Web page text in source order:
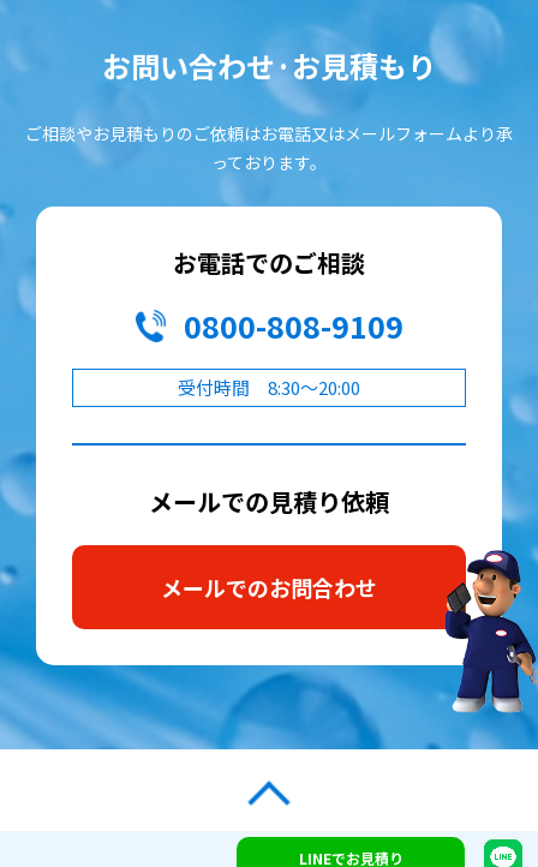
お問い合わせ·お見積もり
ご相談やお見積もりのご依頼はお電話又はメールフォームより承
っております。
お電話でのご相談
0800-808-9109
受付時間 8:30～20:00
メールでの見積り依頼
メールでのお問合わせ
LINEでお見積り